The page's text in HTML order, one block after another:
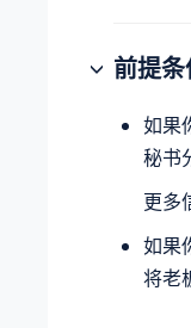
前提
如果
秘书
更多
如果
将老